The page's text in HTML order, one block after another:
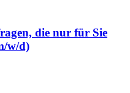
die nur für Sie
w/d)